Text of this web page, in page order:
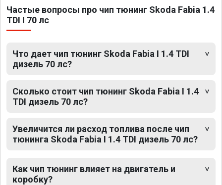
Частые вопросы про чип тюнинг Skoda Fabia 1.4
TDI I 70 лс
Что дает чип тюнинг Skoda Fabia I 1.4 TDI
дизель 70 лс?
Сколько стоит чип тюнинг Skoda Fabia I 1.4
TDI дизель 70 лс?
Увеличится ли расход топлива после чип
тюнинга Skoda Fabia I 1.4 TDI дизель 70 лс?
Как чип тюнинг влияет на двигатель и
коробку?